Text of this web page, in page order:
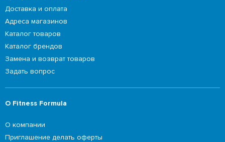
Доставка и оплата
Адреса магазинов
Каталог товаров
Каталог брендов
Замена и возврат товаров
Задать вопрос
О Fitness Formula
О компании
Приглашение делать оферты